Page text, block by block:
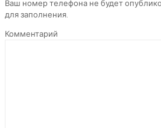
Ваш номер телефона не будет
для заполнения.
Комментарий